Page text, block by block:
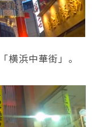
横浜中華街」。